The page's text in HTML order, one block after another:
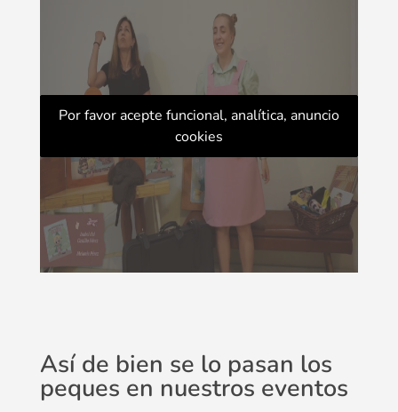
Por favor acepte funcional, analítica, anuncio
cookies
Así de bien se lo pasan los
peques en nuestros eventos